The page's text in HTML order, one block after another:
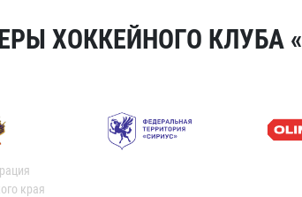
ХОККЕЙНОГО КЛУБА
края